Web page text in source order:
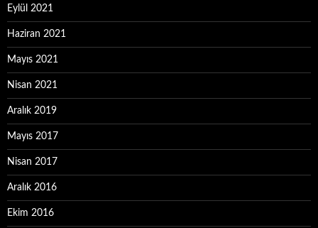
Eylül 2021
Haziran 2021
Mayıs 2021
Nisan 2021
Aralık 2019
Mayıs 2017
Nisan 2017
Aralık 2016
Ekim 2016